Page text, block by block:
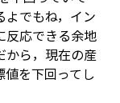
――でもね，イン
反応できる余地
から，現在の産
を下回ってし